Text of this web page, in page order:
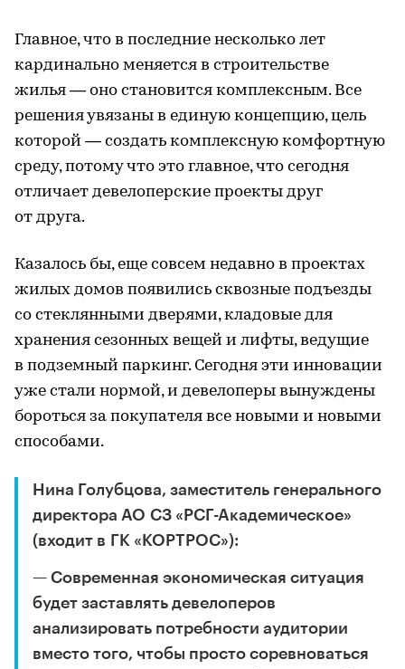
Главное, что в последние несколько лет
кардинально меняется в строительстве
жилья — оно становится комплексным. Все
решения увязаны в единую концепцию, цель
которой — создать комплексную комфортную
среду, потому что это главное, что сегодня
отличает девелоперские проекты друг
от друга.
Казалось бы, еще совсем недавно в проектах
жилых домов появились сквозные подъезды
со стеклянными дверями, кладовые для
хранения сезонных вещей и лифты, ведущие
в подземный паркинг. Сегодня эти инновации
уже стали нормой, и девелоперы вынуждены
бороться за покупателя все новыми и новыми
способами.
Нина Голубцова, заместитель генерального
директора АО СЗ «РСГ-Академическое»
(входит в ГК «КОРТРОС»):
— Современная экономическая ситуация
будет заставлять девелоперов
анализировать потребности аудитории
вместо того, чтобы просто соревноваться